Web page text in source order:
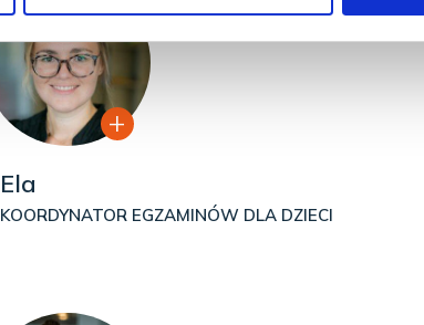
Ela
KOORDYNATOR EGZAMINÓW DLA DZIECI